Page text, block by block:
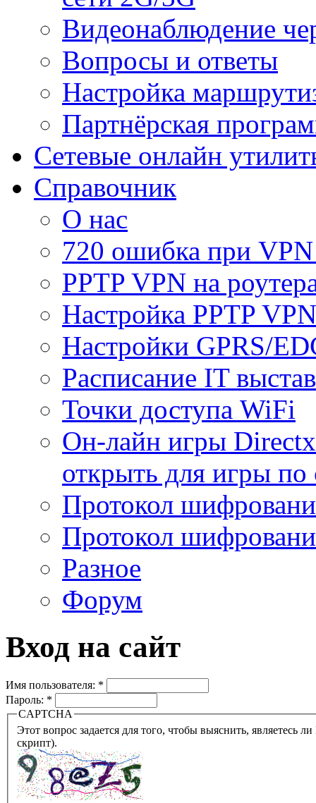
Видеонаблюдение
Вопросы и ответы
Настройка
Партнёрская
Сетевые онлайн
Справочник
О нас
720 ошибка при
PPTP VPN на
Настройка PPTP
Настройки GPRS/
Расписание IT
Точки доступа WiFi
Он-лайн игры
открыть для игры по
Протокол
Протокол
Разное
Форум
Вход на сайт
Имя пользователя: *
Пароль: *
CAPTCHA
Этот вопрос задается для того, чтобы выяснить, являетесь ли Вы человеком или представляете из себя робота
скрипт).